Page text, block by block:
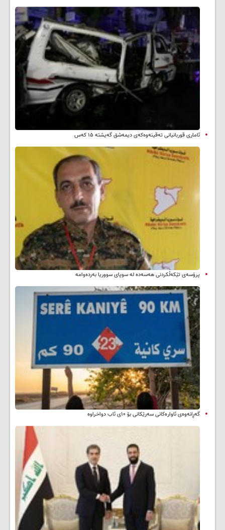
ئاماری قوربانیانی تەقینەوەکەی دیمەشق گەیشتە ۱۵ کەس
پرۆسەی تێکەڵکردنی هەسەدە لە سوپای سووریا بەردەوامە
گەڕانەوەی ئاوارەکانی سەرێکانی بۆ ۱۰ی ئاب دواخراوە